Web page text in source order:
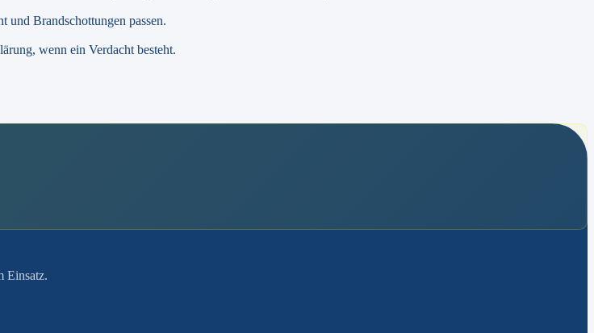
und Brandschottungen passen.
wenn ein Verdacht besteht.
Einsatz.